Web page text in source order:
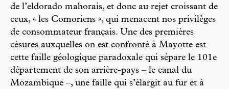
de l’eldorado mahorais, et donc au rejet croissant de
ceux, « les Comoriens », qui menacent nos privilèges
de consommateur français. Une des premières
césures auxquelles on est confronté à Mayotte est
cette faille géologique paradoxale qui sépare le 101e
département de son arrière-pays – le canal du
Mozambique –, une faille qui s’élargit au fur et à